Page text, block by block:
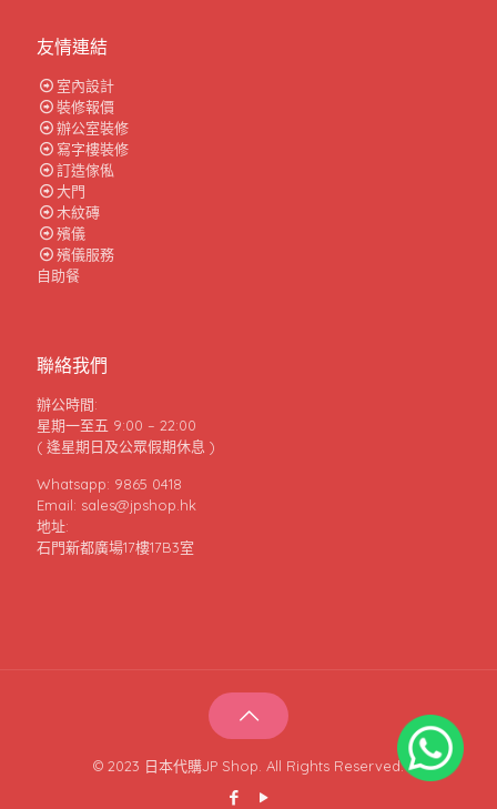
友情連結
室內設計
裝修報價
辦公室裝修
寫字樓裝修
訂造傢俬
大門
木紋磚
殯儀
殯儀服務
自助餐
聯絡我們
辦公時間:
星期一至五 9:00 – 22:00
( 逢星期日及公眾假期休息 )
Whatsapp: 9865 0418
Email: sales@jpshop.hk
地址:
石門新都廣場17樓17B3室
© 2023 日本代購JP Shop. All Rights Reserved.